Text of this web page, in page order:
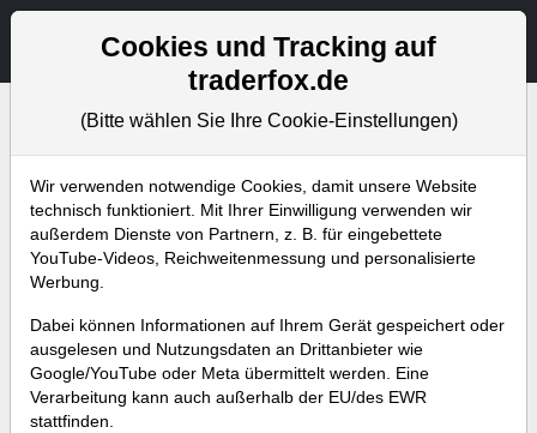
Aktien- und Artikelsuche
Bevorstehende Webinare Alle Aufzeichnungen
Cookies und Tracking auf
traderfox.de
(Bitte wählen Sie Ihre Cookie-Einstellungen)
Wir verwenden notwendige Cookies, damit unsere Website
technisch funktioniert. Mit Ihrer Einwilligung verwenden wir
außerdem Dienste von Partnern, z. B. für eingebettete
YouTube-Videos, Reichweitenmessung und personalisierte
Werbung.
Dabei können Informationen auf Ihrem Gerät gespeichert oder
ausgelesen und Nutzungsdaten an Drittanbieter wie
Google/YouTube oder Meta übermittelt werden. Eine
Verarbeitung kann auch außerhalb der EU/des EWR
stattfinden.